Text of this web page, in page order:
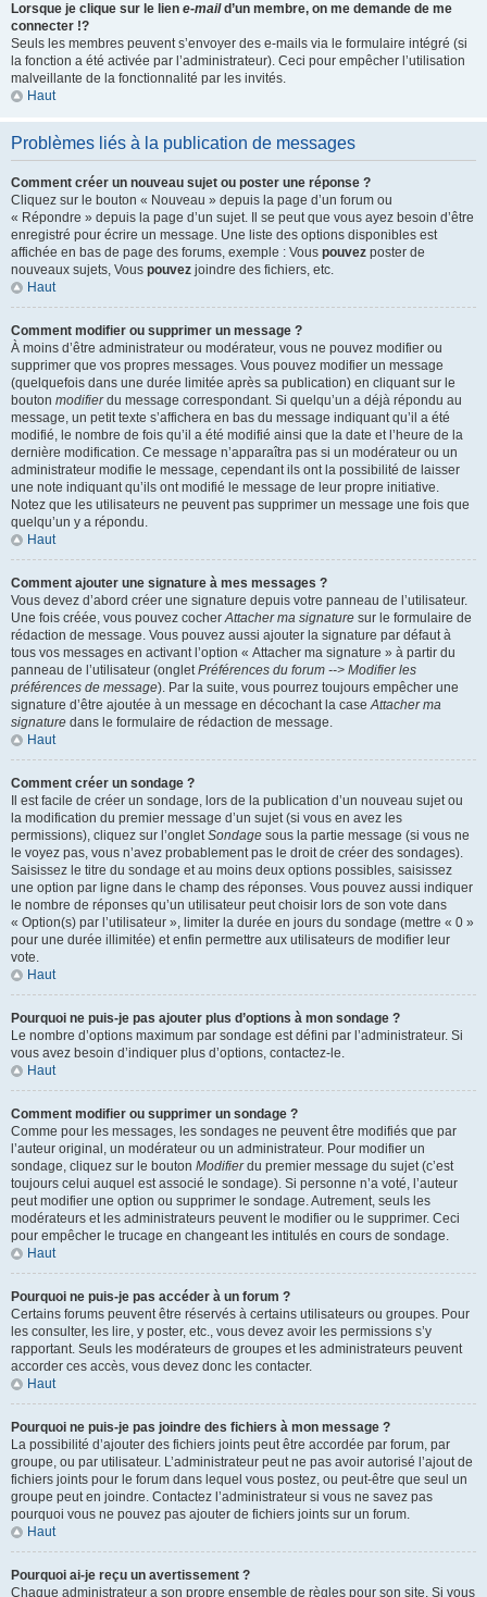
Lorsque je clique sur le lien e-maild’un membre, on me demande de me
connecter !?
Seuls les membres peuvent s’envoyer des e-mails via le formulaire intégré (si
la fonction a été activée par l’administrateur). Ceci pour empêcher l’utilisation
malveillante de la fonctionnalité par les invités.
Haut
Problèmes liés à la publication de messages
Comment créer un nouveau sujet ou poster une réponse ?
Cliquez sur le bouton « Nouveau » depuis la page d’un forum ou
« Répondre » depuis la page d’un sujet. Il se peut que vous ayez besoin d’être
enregistré pour écrire un message. Une liste des options disponibles est
affichée en bas de page des forums, exemple : Vous pouvez poster de
nouveaux sujets, Vous pouvez joindre des fichiers, etc.
Haut
Comment modifier ou supprimer un message ?
À moins d’être administrateur ou modérateur, vous ne pouvez modifier ou
supprimer que vos propres messages. Vous pouvez modifier un message
(quelquefois dans une durée limitée après sa publication) en cliquant sur le
bouton modifierdu message correspondant. Si quelqu’un a déjà répondu au
message, un petit texte s’affichera en bas du message indiquant qu’il a été
modifié, le nombre de fois qu’il a été modifié ainsi que la date et l’heure de la
dernière modification. Ce message n’apparaîtra pas si un modérateur ou un
administrateur modifie le message, cependant ils ont la possibilité de laisser
une note indiquant qu’ils ont modifié le message de leur propre initiative.
Notez que les utilisateurs ne peuvent pas supprimer un message une fois que
quelqu’un y a répondu.
Haut
Comment ajouter une signature à mes messages ?
Vous devez d’abord créer une signature depuis votre panneau de l’utilisateur.
Une fois créée, vous pouvez cocherAttacher ma signature sur le formulaire de
rédaction de message. Vous pouvez aussi ajouter la signature par défaut à
tous vos messages en activant l’option « Attacher ma signature » à partir du
panneau de l’utilisateur (ongletPréférences du forum --> Modifier les
préférences de message). Par la suite, vous pourrez toujours empêcher une
signature d’être ajoutée à un message en décochant la caseAttacher ma
signature dans le formulaire de rédaction de message.
Haut
Comment créer un sondage ?
Il est facile de créer un sondage, lors de la publication d’un nouveau sujet ou
la modification du premier message d’un sujet (si vous en avez les
permissions), cliquez sur l’ongletSondage sous la partie message (si vous ne
le voyez pas, vous n’avez probablement pas le droit de créer des sondages).
Saisissez le titre du sondage et au moins deux options possibles, saisissez
une option par ligne dans le champ des réponses. Vous pouvez aussi indiquer
le nombre de réponses qu’un utilisateur peut choisir lors de son vote dans
« Option(s) par l’utilisateur », limiter la durée en jours du sondage (mettre « 0 »
pour une durée illimitée) et enfin permettre aux utilisateurs de modifier leur
vote.
Haut
Pourquoi ne puis-je pas ajouter plus d’options à mon sondage ?
Le nombre d’options maximum par sondage est défini par l’administrateur. Si
vous avez besoin d’indiquer plus d’options, contactez-le.
Haut
Comment modifier ou supprimer un sondage ?
Comme pour les messages, les sondages ne peuvent être modifiés que par
l’auteur original, un modérateur ou un administrateur. Pour modifier un
sondage, cliquez sur le bouton Modifierdu premier message du sujet (c’est
toujours celui auquel est associé le sondage). Si personne n’a voté, l’auteur
peut modifier une option ou supprimer le sondage. Autrement, seuls les
modérateurs et les administrateurs peuvent le modifier ou le supprimer. Ceci
pour empêcher le trucage en changeant les intitulés en cours de sondage.
Haut
Pourquoi ne puis-je pas accéder à un forum ?
Certains forums peuvent être réservés à certains utilisateurs ou groupes. Pour
les consulter, les lire, y poster, etc., vous devez avoir les permissions s’y
rapportant. Seuls les modérateurs de groupes et les administrateurs peuvent
accorder ces accès, vous devez donc les contacter.
Haut
Pourquoi ne puis-je pas joindre des fichiers à mon message ?
La possibilité d’ajouter des fichiers joints peut être accordée par forum, par
groupe, ou par utilisateur. L’administrateur peut ne pas avoir autorisé l’ajout de
fichiers joints pour le forum dans lequel vous postez, ou peut-être que seul un
groupe peut en joindre. Contactez l’administrateur si vous ne savez pas
pourquoi vous ne pouvez pas ajouter de fichiers joints sur un forum.
Haut
Pourquoi ai-je reçu un avertissement ?
Chaque administrateur a son propre ensemble de règles pour son site. Si vous